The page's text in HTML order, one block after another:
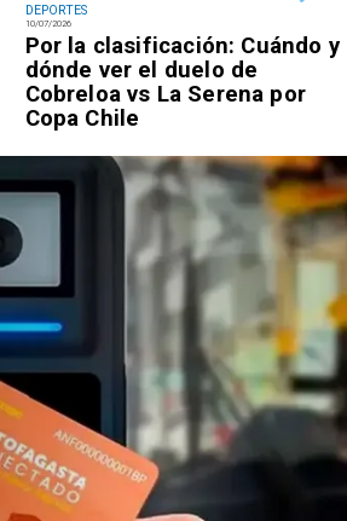
DEPORTES
10/07/2026
Por la clasificación: Cuándo y
dónde ver el duelo de
Cobreloa vs La Serena por
Copa Chile